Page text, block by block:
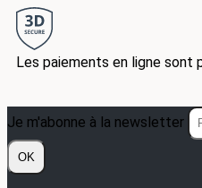
Les paiements en ligne sont
Je m'abonne à la newsletter
OK